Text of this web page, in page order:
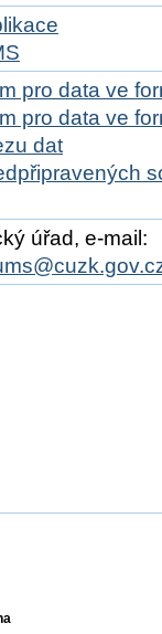
pro data ve
pro data ve
dat
úřad, e-mail: